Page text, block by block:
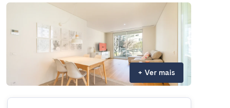
+ Ver mais